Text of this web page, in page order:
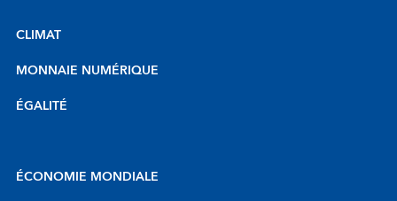
CLIMAT
MONNAIE NUMÉRIQUE
ÉGALITÉ
ÉCONOMIE MONDIALE